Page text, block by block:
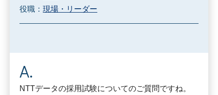
役職： 現場・リーダー
NTTデータの採用試験についてのご質問ですね。